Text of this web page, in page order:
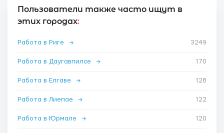
Пользователи также часто ищут в
этих городах:
Работа в Риге → 3249
Работа в Даугавпилсе → 170
Работа в Елгаве → 128
Работа в Лиепае → 122
Работа в Юрмале → 120